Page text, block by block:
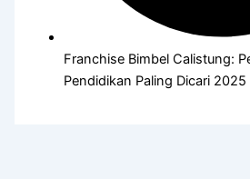
Franchise Bimbel Calistung:
Pendidikan Paling Dicari 2025